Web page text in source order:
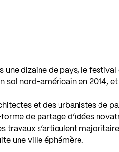
une dizaine de pays, le festival
sol nord-américain en 2014,
et des urbanistes de
de partage d’idées
travaux s’articulent
une ville éphémère.